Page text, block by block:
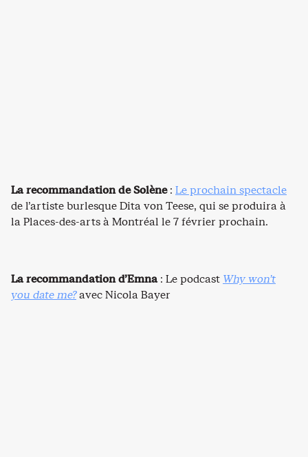
La recommandation de Solène: Le prochain spectacle
de l’artiste burlesque Dita von Teese, qui se produira à
la Places-des-arts à Montréal le 7 février prochain.
La recommandation d’Emna: Le podcast Why won’t
you date me?avec Nicola Bayer